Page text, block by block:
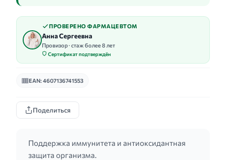
ПРОВЕРЕНО ФАРМАЦЕВТОМ
Анна Сергеевна
Провизор · стаж более 8 лет
Сертификат подтверждён
EAN: 4607136741553
Поделиться
Поддержка иммунитета и антиоксидантная
защита организма.